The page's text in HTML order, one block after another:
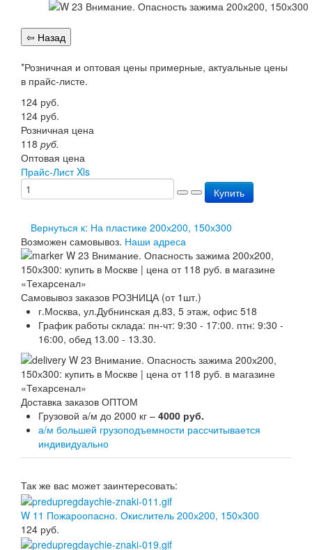
Пожарное оборудование
Перезарядка ОП
Перезарядка ОВП
Доставка
Гарантии
О нас
Статьи
Публичная оферта
Сертификаты
Вопрос-Ответ
*Розничная и оптовая цены примерные, актуальные цены
в прайс-листе.
124 руб.
124 руб.
Розничная цена
118 руб.
Оптовая цена
Прайс-Лист Xls
Купить
Вернуться к: На пластике 200х200, 150х300
Возможен самовывоз. Наши адреса
Самовывоз заказов РОЗНИЦА (от 1шт.)
г.Москва, ул.Дубнинская д.83, 5 этаж, офис 518
График работы склада: пн-чт: 9:30 - 17:00. птн: 9:30 -
16:00, обед 13.00 - 13.30.
Доставка заказов ОПТОМ
Грузовой а/м до 2000 кг – 4000 руб.
а/м большей грузоподъемности рассчитывается
индивидуально
Так же вас может заинтересовать:
W 11 Пожароопасно. Окислитель 200х200, 150х300
124 руб.